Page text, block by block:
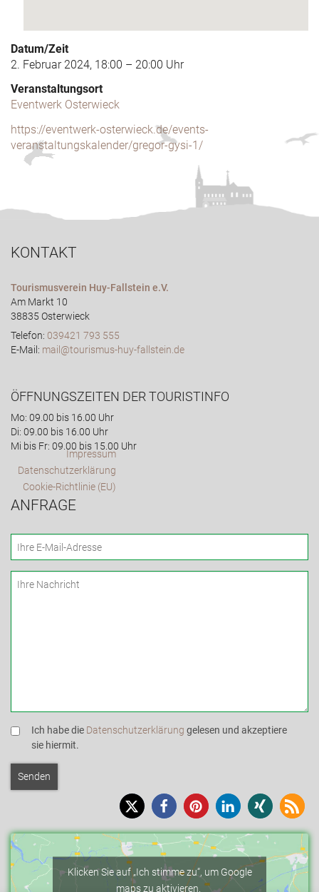
Datum/Zeit
2. Februar 2024, 18:00 – 20:00 Uhr
Veranstaltungsort
Eventwerk Osterwieck
https://eventwerk-osterwieck.de/events-
veranstaltungskalender/gregor-gysi-1/
KONTAKT
Tourismusverein Huy-Fallstein e.V.
Am Markt 10
38835 Osterwieck
Telefon: 039421 793 555
E-Mail: mail@tourismus-huy-fallstein.de
ÖFFNUNGSZEITEN DER TOURISTINFO
Mo: 09.00 bis 16.00 Uhr
Di: 09.00 bis 16.00 Uhr
Mi bis Fr: 09.00 bis 15.00 Uhr
Impressum
Datenschutzerklärung
Cookie-Richtlinie (EU)
ANFRAGE
Ich habe die Datenschutzerklärung gelesen und akzeptiere
sie hiermit.
Klicken Sie auf „Ich stimme zu“, um Google
maps zu aktivieren.